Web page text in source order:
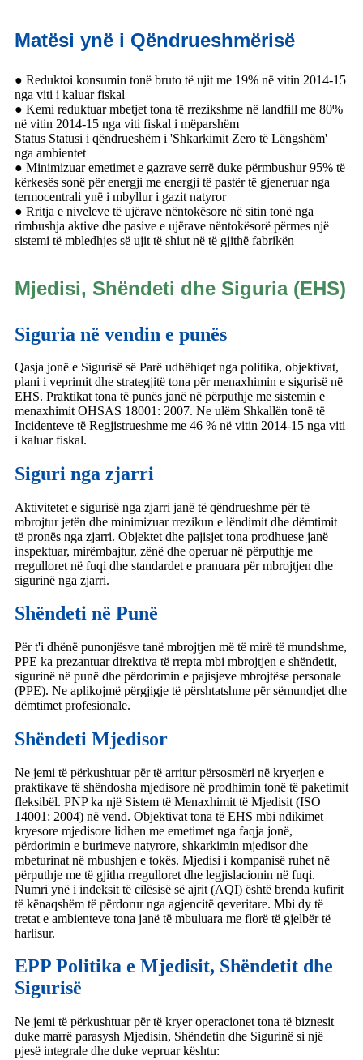
Matësi ynë i Qëndrueshmërisë
● Reduktoi konsumin tonë bruto të ujit me 19% në vitin 2014-15
nga viti i kaluar fiskal
● Kemi reduktuar mbetjet tona të rrezikshme në landfill me 80%
në vitin 2014-15 nga viti fiskal i mëparshëm
Status Statusi i qëndrueshëm i 'Shkarkimit Zero të Lëngshëm'
nga ambientet
● Minimizuar emetimet e gazrave serrë duke përmbushur 95% të
kërkesës sonë për energji me energji të pastër të gjeneruar nga
termocentrali ynë i mbyllur i gazit natyror
● Rritja e niveleve të ujërave nëntokësore në sitin tonë nga
rimbushja aktive dhe pasive e ujërave nëntokësorë përmes një
sistemi të mbledhjes së ujit të shiut në të gjithë fabrikën
Mjedisi, Shëndeti dhe Siguria (EHS)
Siguria në vendin e punës
Qasja jonë e Sigurisë së Parë udhëhiqet nga politika, objektivat,
plani i veprimit dhe strategjitë tona për menaxhimin e sigurisë në
EHS. Praktikat tona të punës janë në përputhje me sistemin e
menaxhimit OHSAS 18001: 2007. Ne ulëm Shkallën tonë të
Incidenteve të Regjistrueshme me 46 % në vitin 2014-15 nga viti
i kaluar fiskal.
Siguri nga zjarri
Aktivitetet e sigurisë nga zjarri janë të qëndrueshme për të
mbrojtur jetën dhe minimizuar rrezikun e lëndimit dhe dëmtimit
të pronës nga zjarri. Objektet dhe pajisjet tona prodhuese janë
inspektuar, mirëmbajtur, zënë dhe operuar në përputhje me
rregulloret në fuqi dhe standardet e pranuara për mbrojtjen dhe
sigurinë nga zjarri.
Shëndeti në Punë
Për t'i dhënë punonjësve tanë mbrojtjen më të mirë të mundshme,
PPE ka prezantuar direktiva të rrepta mbi mbrojtjen e shëndetit,
sigurinë në punë dhe përdorimin e pajisjeve mbrojtëse personale
(PPE). Ne aplikojmë përgjigje të përshtatshme për sëmundjet dhe
dëmtimet profesionale.
Shëndeti Mjedisor
Ne jemi të përkushtuar për të arritur përsosmëri në kryerjen e
praktikave të shëndosha mjedisore në prodhimin tonë të paketimit
fleksibël. PNP ka një Sistem të Menaxhimit të Mjedisit (ISO
14001: 2004) në vend. Objektivat tona të EHS mbi ndikimet
kryesore mjedisore lidhen me emetimet nga faqja jonë,
përdorimin e burimeve natyrore, shkarkimin mjedisor dhe
mbeturinat në mbushjen e tokës. Mjedisi i kompanisë ruhet në
përputhje me të gjitha rregulloret dhe legjislacionin në fuqi.
Numri ynë i indeksit të cilësisë së ajrit (AQI) është brenda kufirit
të kënaqshëm të përdorur nga agjencitë qeveritare. Mbi dy të
tretat e ambienteve tona janë të mbuluara me florë të gjelbër të
harlisur.
EPP Politika e Mjedisit, Shëndetit dhe
Sigurisë
Ne jemi të përkushtuar për të kryer operacionet tona të biznesit
duke marrë parasysh Mjedisin, Shëndetin dhe Sigurinë si një
pjesë integrale dhe duke vepruar kështu: